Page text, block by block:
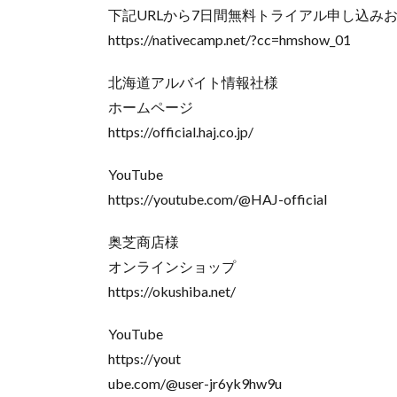
下記URLから7日間無料トライアル申し込み
https://nativecamp.net/?cc=hmshow_01
北海道アルバイト情報社様
ホームページ
https://official.haj.co.jp/
YouTube
https://youtube.com/@HAJ-official
奥芝商店様
オンラインショップ
https://okushiba.net/
YouTube
https://yout
ube.com/@user-jr6yk9hw9u